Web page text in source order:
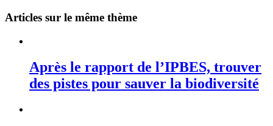
Articles sur le même thème
Après le rapport de l’IPBES, trouver
des pistes pour sauver la biodiversité